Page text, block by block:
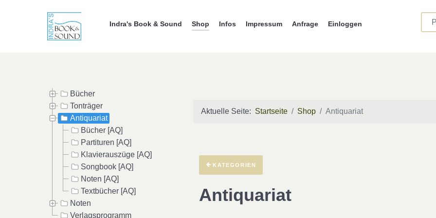
Indra's Book & Sound Shop Infos Impressum Anfrage Einloggen
Bücher
Tonträger
Antiquariat
Bücher [AQ]
Partituren [AQ]
Klavierauszüge [AQ]
Songbook [AQ]
Noten [AQ]
Textbücher [AQ]
Noten
Verlagsprogramm
Aktuelle Seite: Startseite Shop Antiquariat
KATEGORIEN
Antiquariat